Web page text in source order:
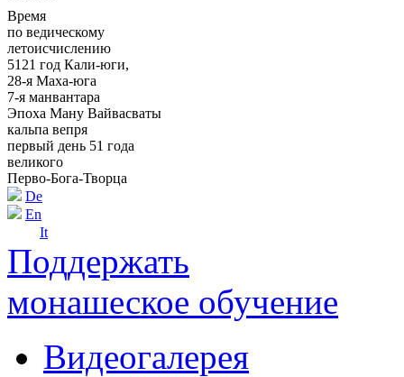
Время
по ведическому
летоисчислению
5121 год Кали-юги,
28-я Маха-юга
7-я манвантара
Эпоха Ману Вайвасваты
кальпа вепря
первый день 51 года
великого
Перво-Бога-Творца
De
En
It
Поддержать
монашеское обучение
Видеогалерея